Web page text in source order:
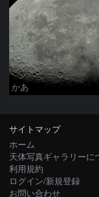
かあ
サイトマップ
ホーム
天体写真ギャラリーに
利用規約
ログイン/新規登録
お問い合わせ